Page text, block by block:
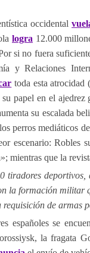
occidental
logra 12.000
si no fuera
y Relaciones
toda esta
papel en el
su escalada
perros mediáticos
escenario: Robles
mientras que la
tiradores deportivos,
la formación militar
de armas
españoles se
la fragata